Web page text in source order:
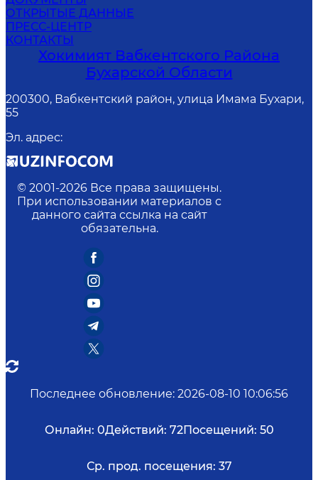
ОТКРЫТЫЕ ДАННЫЕ
ПРЕСС-ЦЕНТР
КОНТАКТЫ
Хокимият Вабкентского Района
Бухарской Области
200300, Вабкентский район, улица Имама Бухари,
55
Эл. адрес:
© 2001-2026 Все права защищены.
При использовании материалов с
данного сайта ссылка на сайт
обязательна.
Последнее обновление: 2026-08-10 10:06:56
Онлайн: 0Действий: 72Посещений: 50
Ср. прод. посещения: 37